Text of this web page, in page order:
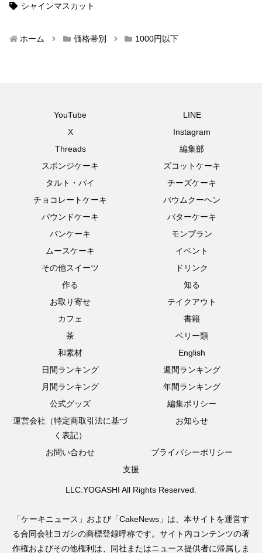
シャインマスカット
ホーム 価格帯別 1000円以下
YouTube
LINE
X
Instagram
Threads
編集部
スポンジケーキ
ズコットケーキ
タルト・パイ
チーズケーキ
チョコレートケーキ
バウムクーヘン
パウンドケーキ
バターケーキ
パンケーキ
モンブラン
ムースケーキ
イベント
その他スイーツ
ドリンク
作る
知る
お取り寄せ
テイクアウト
カフェ
書籍
茶
ベリー類
和素材
English
日間ランキング
週間ランキング
月間ランキング
年間ランキング
公式グッズ
編集ポリシー
運営会社（特定商取引法に基づ
く表記）
お知らせ
お問い合わせ
プライバシーポリシー
支援
LLC.YOGASHI All Rights Reserved.
「ケーキニュース」および「CakeNews」は、本サイトを運営す
る合同会社ヨガシの商標登録呼称です。サイト内コンテンツの著
作権およびその他権利は、同社またはニュース提供者に帰属しま